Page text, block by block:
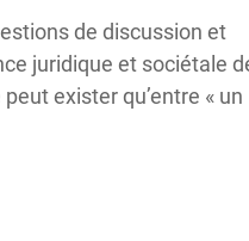
de discussion et
juridique et sociétale de
exister qu’entre « un